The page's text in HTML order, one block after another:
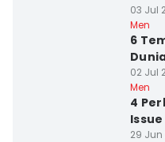
03 Jul
Men
6
02 Jul
Men
4
29 Jun